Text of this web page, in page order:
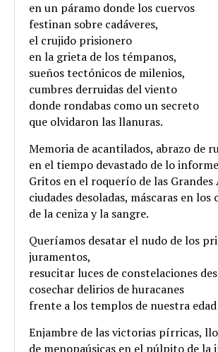
en un páramo donde los cuervos
festinan sobre cadáveres,
el crujido prisionero
en la grieta de los témpanos,
sueños tectónicos de milenios,
cumbres derruidas del viento
donde rondabas como un secreto
que olvidaron las llanuras.
Memoria de acantilados, abrazo de
en el tiempo devastado de lo
Gritos en el roquerío de las Grandes
ciudades desoladas, máscaras en los
de la ceniza y la sangre.
Queríamos desatar el nudo de los
juramentos,
resucitar luces de constelaciones
cosechar delirios de huracanes
frente a los templos de nuestra
Enjambre de las victorias pírricas,
de menopaúsicas en el púlpito de la